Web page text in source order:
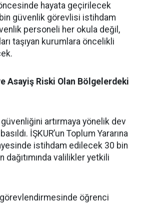
hayata geçirilecek
güvenlik görevlisi istihdam
personeli her okula değil,
taşıyan kurumlara öncelikli
Asayiş Riski Olan Bölgelerdeki
artırmaya yönelik dev
İŞKUR’un Toplum Yararına
istihdam edilecek 30 bin
valilikler yetkili
öğrenci